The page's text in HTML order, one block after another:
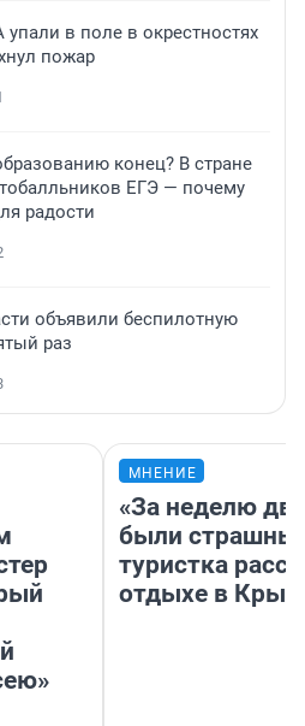
в поле в окрестностях
пожар
конец? В стране
ЕГЭ — почему
радости
объявили беспилотную
раз
МНЕНИЕ
«За неделю
были
туристка
отдыхе в